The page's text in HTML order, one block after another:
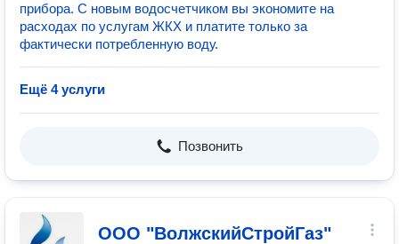
прибора. С новым водосчетчиком вы экономите на
расходах по услугам ЖКХ и платите только за
фактически потребленную воду.
Ещё 4 услуги
Позвонить
ООО "ВолжскийСтройГаз"